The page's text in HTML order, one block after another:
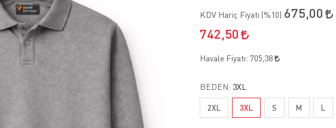
KDV Hariç Fiyatı (%10):675,00
742,50
Havale Fiyatı: 705,38
BEDEN: 3XL
2XL 3XL S M L